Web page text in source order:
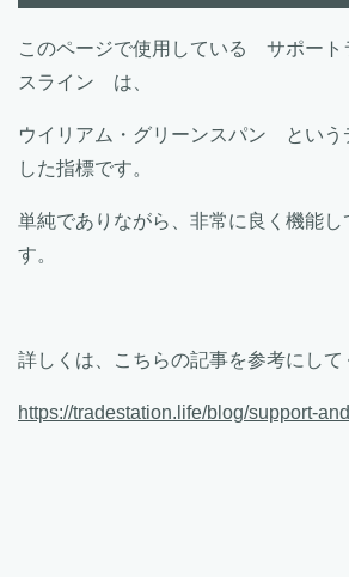
このページで使用している サポー
スライン は、
ウイリアム・グリーンスパン という
した指標です。
単純でありながら、非常に良く機能し
す。
詳しくは、こちらの記事を参考にして
https://tradestation.life/blog/support-